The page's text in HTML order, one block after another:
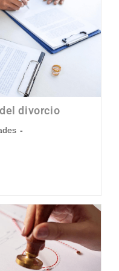
divorcio